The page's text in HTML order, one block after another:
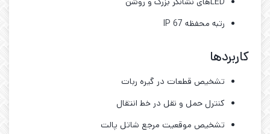
رتبه محفظه IP 67
کاربردها
تشخیص قطعات در گیره ربات
کنترل حمل و نقل در خط انتقال
تشخیص موقعیت مرجع شاتل پالت